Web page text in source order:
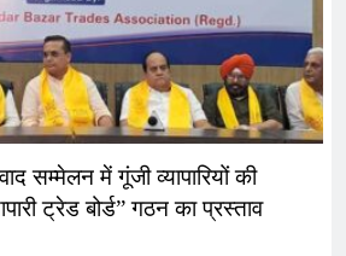
सम्मेलन में गूंजी व्यापारियों की
ट्रेड बोर्ड” गठन का प्रस्ताव